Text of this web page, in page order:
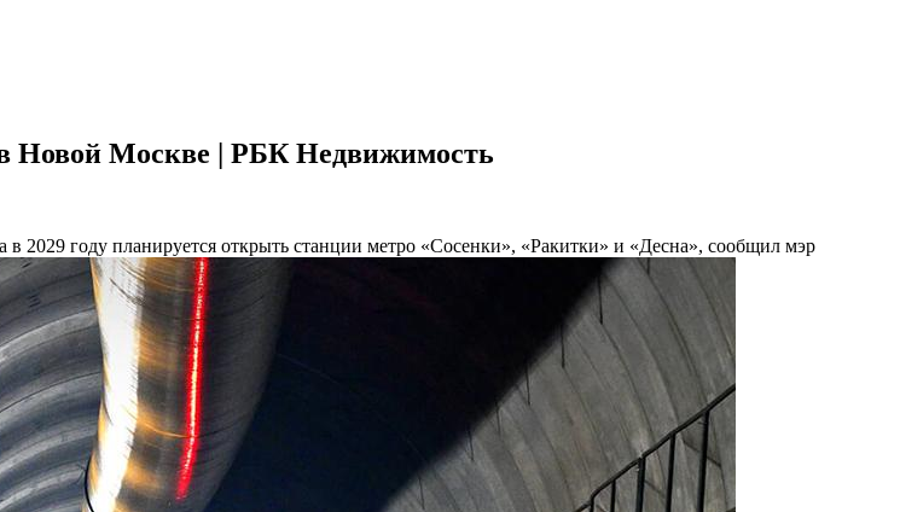
Новой Москве | РБК Недвижимость
2029 году планируется открыть станции метро «Сосенки», «Ракитки» и «Десна», сообщил мэр